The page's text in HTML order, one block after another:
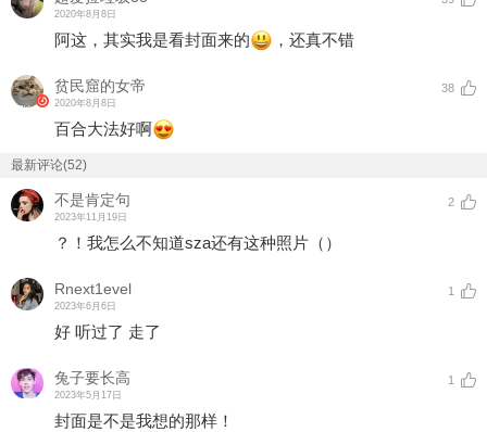
2020年8月8日
阿这，其实我是看封面来的 ，还真不错
贫民窟的女帝
2020年8月8日
38
百合大法好啊
最新评论(52)
不是肯定句
2023年11月19日
2
？！我怎么不知道sza还有这种照片（）
Rnext1evel
2023年6月6日
1
好 听过了 走了
兔子要长高
2023年5月17日
1
封面是不是我想的那样！